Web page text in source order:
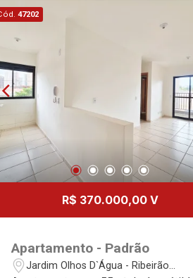
47202
R$ 370.000,00 V
Apartamento - Padrão
Jardim Olhos D`Água - Ribeirão